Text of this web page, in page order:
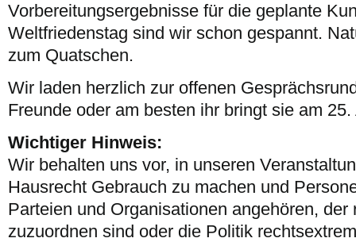
Vorbereitungsergebnisse für die geplante
Weltfriedenstag sind wir schon gespannt.
zum Quatschen.
Wir laden herzlich zur offenen
Freunde oder am besten ihr bringt sie am
Wichtiger Hinweis:
Wir behalten uns vor, in unseren
Hausrecht Gebrauch zu machen und
Parteien und Organisationen angehören,
zuzuordnen sind oder die Politik